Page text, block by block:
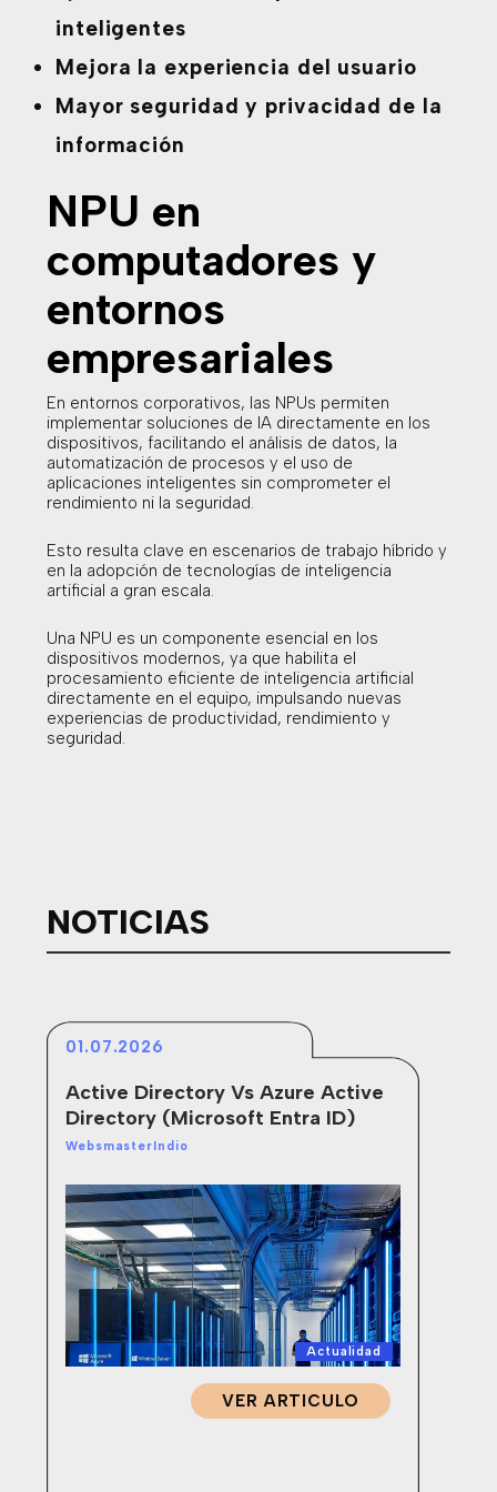
inteligentes
Mejora la experiencia del usuario
Mayor seguridad y privacidad de la
información
NPU en
computadores y
entornos
empresariales
En entornos corporativos, las NPUs permiten
implementar soluciones de IA directamente en los
dispositivos, facilitando el análisis de datos, la
automatización de procesos y el uso de
aplicaciones inteligentes sin comprometer el
rendimiento ni la seguridad.
Esto resulta clave en escenarios de trabajo híbrido y
en la adopción de tecnologías de inteligencia
artificial a gran escala.
Una NPU es un componente esencial en los
dispositivos modernos, ya que habilita el
procesamiento eficiente de inteligencia artificial
directamente en el equipo, impulsando nuevas
experiencias de productividad, rendimiento y
seguridad.
NOTICIAS
01.07.2026
Active Directory Vs Azure Active
Directory (Microsoft Entra ID)
WebsmasterIndio
Actualidad
VER ARTICULO